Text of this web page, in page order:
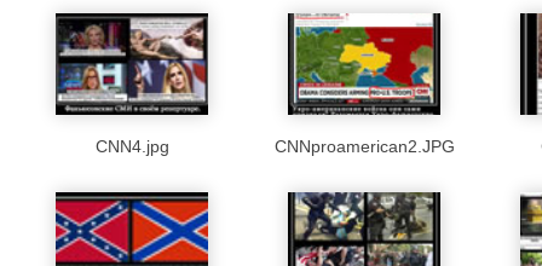
CNN4.jpg CNNproamerican2.JPG